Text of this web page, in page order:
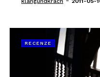
RECENZE